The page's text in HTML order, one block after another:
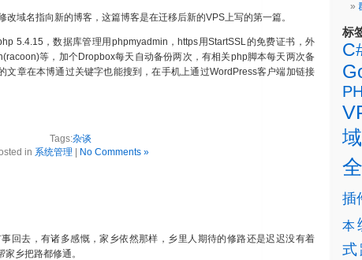
域名指向新的博客，这篇博客是在迁移后新的VPS上写的第一篇。
5.4.15，数据库管理用phpmyadmin，https用StartSSL的免费证书，外
等，加个Dropbox每天自动备份两次，有相关php脚本每天两次备
文章在本博通过关键字也能搜到，在手机上通过WordPress客户端加链接
Tags:杂谈
in 系统管理 No Comments »
回去，有诸多感慨，家乡依然那样，乡里人期待的修路还是迟迟没有着
乡把路都修通。
标
全
插
本
式